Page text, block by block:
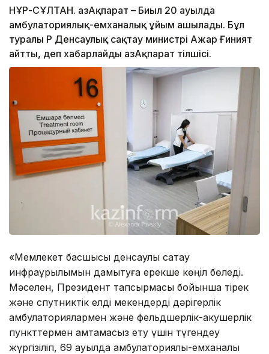
НҰР-СҰЛТАН. ҚазАқпарат – Биыл 20 ауылда
амбулаториялық-емханалық ұйым ашылады. Бұл
туралы ҚР Денсаулық сақтау министрі Ажар Ғиният
айтты, деп хабарлайды ҚазАқпарат тілшісі.
«Мемлекет басшысы денсаулық сақтау
инфрақұрылымын дамытуға ерекше көңіл бөледі.
Мәселен, Президент тапсырмасы бойынша тірек
және спутниктік елді мекендерді дәрігерлік
амбулаториялармен және фельдшерлік-акушерлік
пункттермен қамтамасыз ету үшін түгендеу
жүргізіліп, 69 ауылда амбулаториялық-емханалық